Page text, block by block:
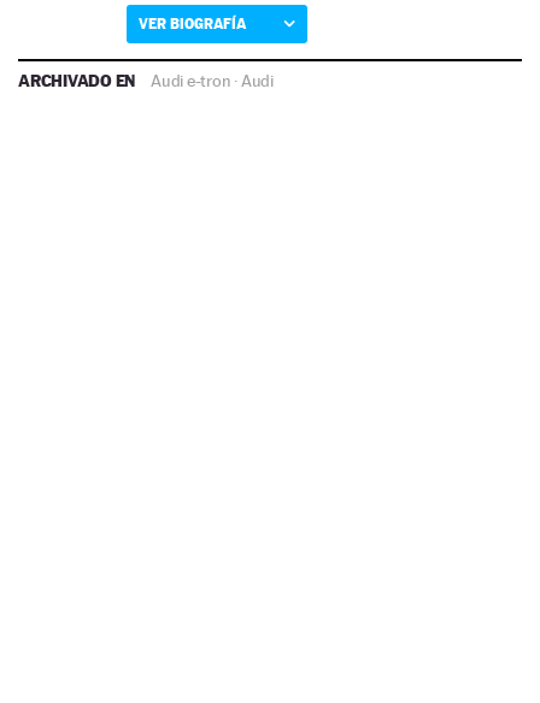
VER BIOGRAFÍA
ARCHIVADO EN Audi e-tron · Audi